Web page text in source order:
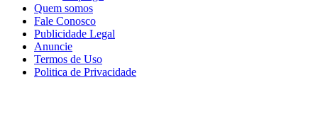
Quem somos
Fale Conosco
Publicidade Legal
Anuncie
Termos de Uso
Politica de Privacidade